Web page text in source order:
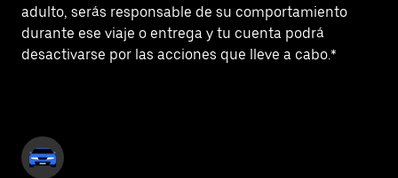
adulto, serás responsable de su comportamiento
durante ese viaje o entrega y tu cuenta podrá
desactivarse por las acciones que lleve a cabo.*